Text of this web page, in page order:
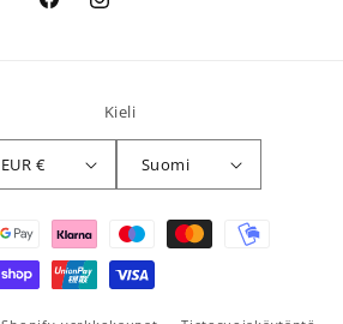
FacebookInstagram
Suomi | EUR €
Kieli
Suomi